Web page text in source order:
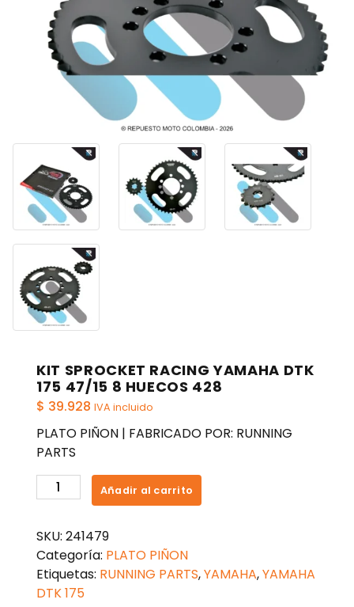
KIT SPROCKET RACING YAMAHA DTK
175 47/15 8 HUECOS 428
$ 39.928 IVA incluido
PLATO PIÑON | FABRICADO POR: RUNNING
PARTS
SPROCKET
YAMAHA
DTK
175
47/15
Añadir al carrito
SKU: 241479
Categoría: PLATO PIÑON
Etiquetas: RUNNING PARTS,YAMAHA,YAMAHA
DTK 175